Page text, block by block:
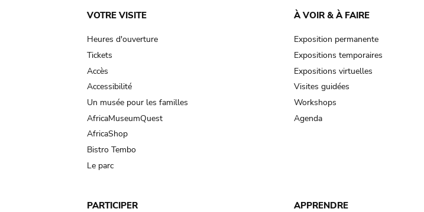
Main
navigation
VOTRE VISITE
Heures d'ouverture
Tickets
Accès
Accessibilité
Un musée pour les familles
AfricaMuseumQuest
AfricaShop
Bistro Tembo
Le parc
À VOIR & À FAIRE
Exposition permanente
Expositions temporaires
Expositions virtuelles
Visites guidées
Workshops
Agenda
PARTICIPER APPRENDRE